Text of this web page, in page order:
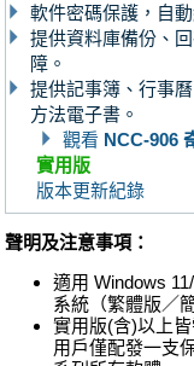
軟件密碼保護，自
提供資料庫備份、
障。
提供記事簿、行事
方法電子書。
觀看 NCC-906
實用版
版本更新紀錄
聲明及注意事項：
適用 Windows
系統（繁體版／
實用版(含)以上
用戶僅配發一支